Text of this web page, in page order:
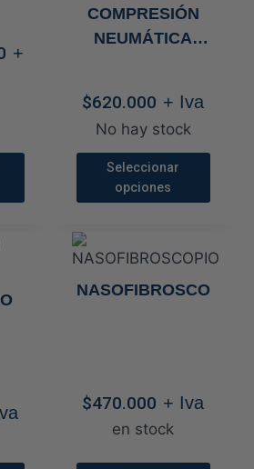
opciones
elegir
en
la
página
de
Rango
precios:
+
COMPRESIÓN
NEUMÁTICA
$620.000 + Iva
No hay stock
Seleccionar
opciones
tiene
múltiples
pueden
elegir
en
NASOFIBROSCOPIO
$470.000 + Iva
en stock